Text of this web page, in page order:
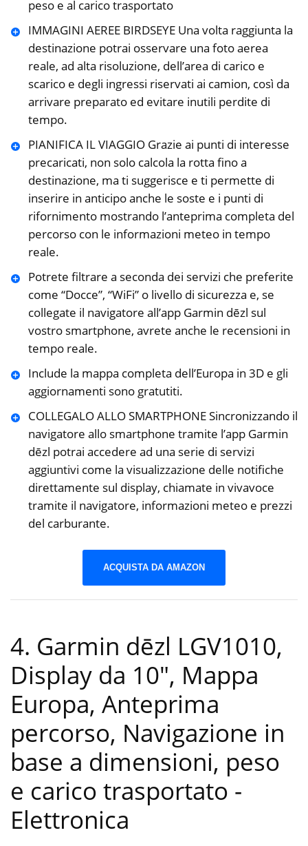
peso e al carico trasportato
IMMAGINI AEREE BIRDSEYE Una volta raggiunta la
destinazione potrai osservare una foto aerea
reale, ad alta risoluzione, dell’area di carico e
scarico e degli ingressi riservati ai camion, così da
arrivare preparato ed evitare inutili perdite di
tempo.
PIANIFICA IL VIAGGIO Grazie ai punti di interesse
precaricati, non solo calcola la rotta fino a
destinazione, ma ti suggerisce e ti permette di
inserire in anticipo anche le soste e i punti di
rifornimento mostrando l’anteprima completa del
percorso con le informazioni meteo in tempo
reale.
Potrete filtrare a seconda dei servizi che preferite
come “Docce”, “WiFi” o livello di sicurezza e, se
collegate il navigatore all’app Garmin dēzl sul
vostro smartphone, avrete anche le recensioni in
tempo reale.
Include la mappa completa dell’Europa in 3D e gli
aggiornamenti sono gratutiti.
COLLEGALO ALLO SMARTPHONE Sincronizzando il
navigatore allo smartphone tramite l’app Garmin
dēzl potrai accedere ad una serie di servizi
aggiuntivi come la visualizzazione delle notifiche
direttamente sul display, chiamate in vivavoce
tramite il navigatore, informazioni meteo e prezzi
del carburante.
ACQUISTA DA AMAZON
4. Garmin dēzl LGV1010,
Display da 10″, Mappa
Europa, Anteprima
percorso, Navigazione in
base a dimensioni, peso
e carico trasportato -
Elettronica